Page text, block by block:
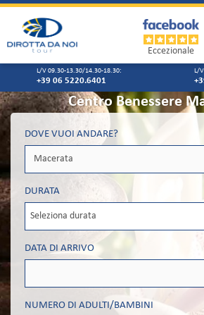
Eccezionale
L/V 09.30-13.30/14.30-18.30:
+39 06 5220.6401
L/
Centro Benessere
DOVE VUOI ANDARE?
DURATA
DATA DI ARRIVO
NUMERO DI ADULTI/BAMBINI